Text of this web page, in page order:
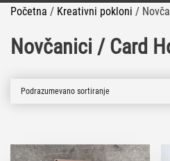
Početna / Kreativni pokloni /
Novčanici / Card